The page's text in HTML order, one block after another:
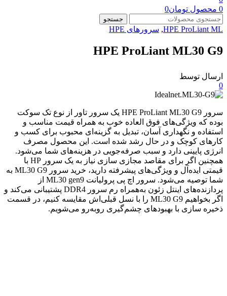
0 محصول تومان0
جستجو
HPE ProLiant ML
, سرورهای HPE
HPE ProLiant ML30 G9
ارسال توسط
0
سرور HPE ProLiant ML30 G9 یک سرور تاور از نوع تک سوکت
بوده که ویژگی‌های فوق العاده خوب به همراه قیمت مناسب و
استفاده و نگهداری آسان، تبدیل به گزینه‌‌ای محبوب برای کسب و
کارهای کوچک و در حال رشد شده است. این محصول مصرف
انرژی پایینی دارد و سبب صرفه‌جویی در هزینه‌های شما می‌شود.
همچنین اگر برای مقاصد مجازی سازی نیاز به یک سرور HP با
قیمتی ایده‌آل و ویژگی‌های پیشرفته دارید، خرید سرور ML30 G9 به
شما توصیه می‌شود. سرور اچ پی پرولیانت ML30 gen9 از
پردازنده‌های اینتل زئون به‌همراه رم سرور DDR4 پشتیبانی می‌کند و
اگر بخواهیم ML30 G9 را با نسل قبلی‌‌اش مقایسه کنیم، در قسمت
ذخیره سازی با بهبودهای چشم‌گیری روبه‌رو می‌شویم.